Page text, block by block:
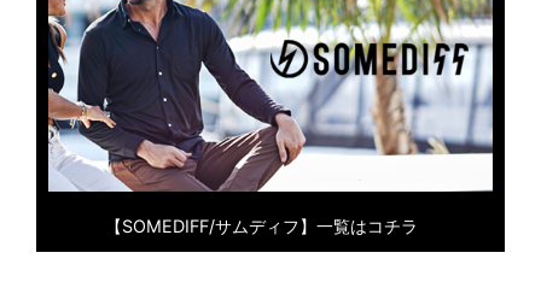
【SOMEDIFF/サムディフ】一覧はコチラ